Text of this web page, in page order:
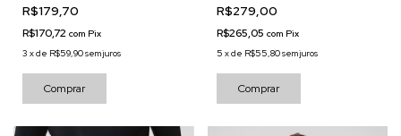
R$179,70
R$170,72 com Pix
3 xde R$59,90sem juros
Comprar
R$279,00
R$265,05 com Pix
5 xde R$55,80sem juros
Comprar